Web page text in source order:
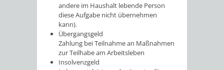
andere im Haushalt lebende Person
diese Aufgabe nicht übernehmen
kann).
Übergangsgeld
Zahlung bei Teilnahme an Maßnahmen
zur Teilhabe am Arbeitsleben
Insolvenzgeld